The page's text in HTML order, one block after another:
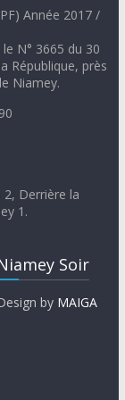
Année 2017 /
N° 3665 du 30
République, près
Niamey.
2, Derrière la
1.
Soir
by MAIGA